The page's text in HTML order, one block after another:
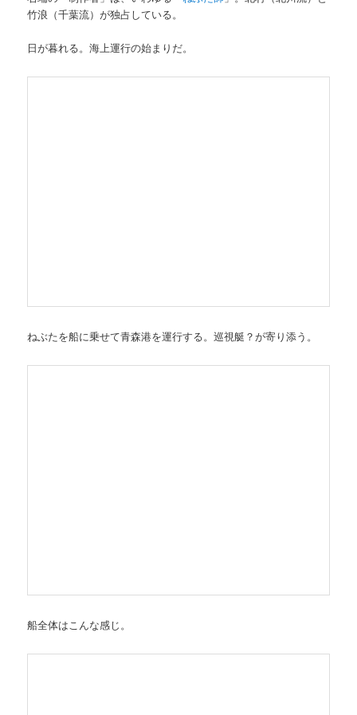
竹浪（千葉流）が独占している。
日が暮れる。海上運行の始まりだ。
ねぶたを船に乗せて青森港を運行する。巡視艇？が寄り添う。
船全体はこんな感じ。